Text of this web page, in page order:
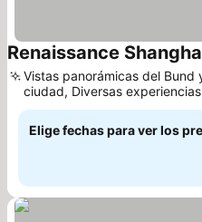
Renaissance
Vistas panorámicas del Bund
ciudad, Diversas experiencias
culinarias
Elige fechas para ver los